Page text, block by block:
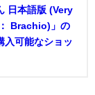
日本語版 (Very
Brachio)」の
入可能なショッ